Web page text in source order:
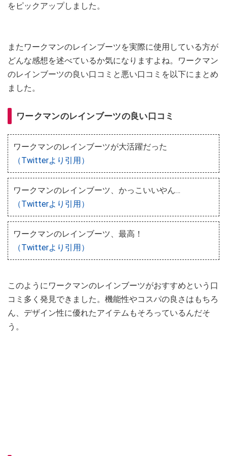
をピックアップしました。
またワークマンのレインブーツを実際に使用している方が
どんな感想を述べているか気になりますよね。ワークマン
のレインブーツの良い口コミと悪い口コミを以下にまとめ
ました。
ワークマンのレインブーツの良い口コミ
ワークマンのレインブーツが大活躍だった
（Twitterより引用）
ワークマンのレインブーツ、かっこいいやん…
（Twitterより引用）
ワークマンのレインブーツ、最高！
（Twitterより引用）
このようにワークマンのレインブーツがおすすめという口
コミ多く発見できました。機能性やコスパの良さはもちろ
ん、デザイン性に優れたアイテムもそろっているんだそ
う。